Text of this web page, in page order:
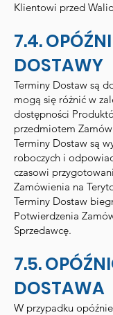
Klientowi przed
7.4.
DOSTAWY
Terminy Dostaw są
mogą się różnić w
dostępności
przedmiotem
Terminy Dostaw są
roboczych i
czasowi
Zamówienia na
Terminy Dostaw
Potwierdzenia
Sprzedawcę.
7.5.
DOSTAWA
W przypadku